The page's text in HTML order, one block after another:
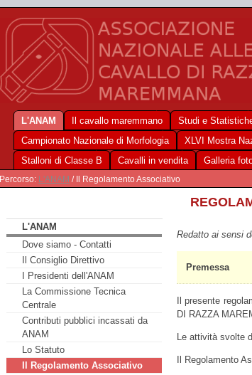
L'ANAM Il cavallo maremmano Studi e
Campionato Nazionale di Morfologia
XLVI Mostra
Stalloni di Classe B
Cavalli in vendita Galleria
Percorso: L'ANAM / Il Regolamento Associativo
L'ANAM
Dove siamo - Contatti
Il Consiglio Direttivo
I Presidenti dell'ANAM
La Commissione Tecnica
Centrale
Contributi pubblici incassati da
ANAM
Lo Statuto
Il Regolamento Associativo
Redatto ai sensi
Premessa
Il presente
DI RAZZA
Le attività svolte
Il Regolamento